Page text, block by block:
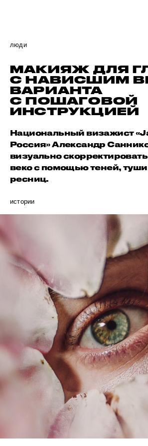
люди
МАКИЯЖ ДЛЯ
С НАВИСШИМ
ВАРИАНТА
С ПОШАГОВОЙ
ИНСТРУКЦИЕЙ
Национальный визажист
Россия» Александр
визуально
веко с помощью теней,
ресниц.
истории